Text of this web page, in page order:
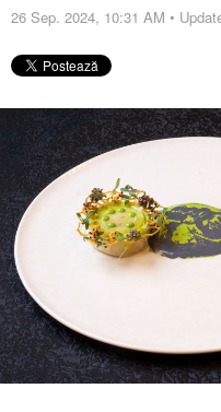
26 Sep. 2024, 10:31 AM •